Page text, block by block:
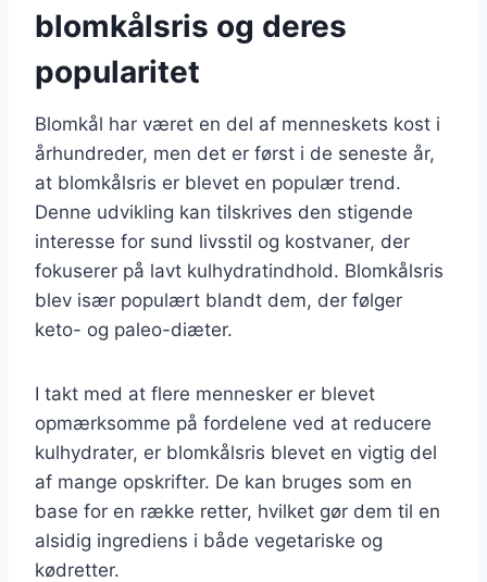
blomkålsris og deres
popularitet
Blomkål har været en del af menneskets kost i
århundreder, men det er først i de seneste år,
at blomkålsris er blevet en populær trend.
Denne udvikling kan tilskrives den stigende
interesse for sund livsstil og kostvaner, der
fokuserer på lavt kulhydratindhold. Blomkålsris
blev især populært blandt dem, der følger
keto- og paleo-diæter.
I takt med at flere mennesker er blevet
opmærksomme på fordelene ved at reducere
kulhydrater, er blomkålsris blevet en vigtig del
af mange opskrifter. De kan bruges som en
base for en række retter, hvilket gør dem til en
alsidig ingrediens i både vegetariske og
kødretter.